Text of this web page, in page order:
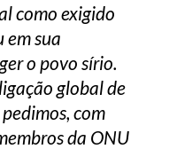
como exigido
em sua
o povo sírio.
global de
com
da ONU